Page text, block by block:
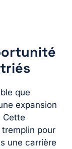
que
expansion
Cette
pour
une carrière